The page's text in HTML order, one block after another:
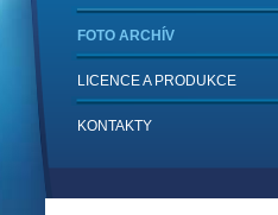
FOTO ARCHÍV
LICENCE A PRODUKCE
KONTAKTY